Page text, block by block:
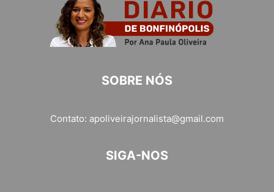
SOBRE NÓS
Contato: apoliveirajornalista@gmail.com
SIGA-NOS